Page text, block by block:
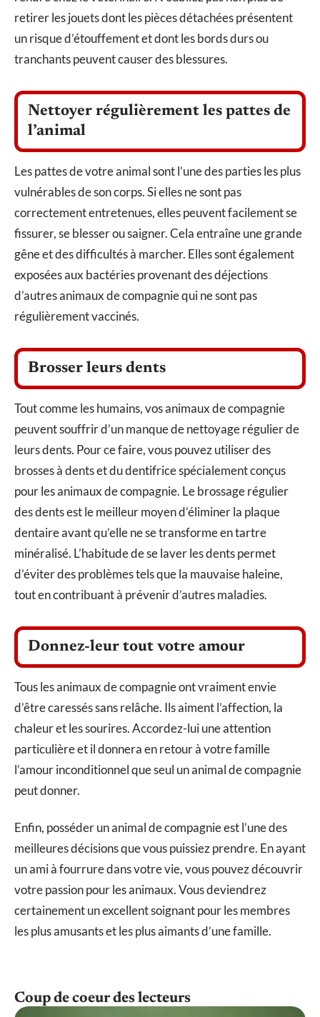
retirer les jouets dont les pièces détachées présentent
un risque d’étouffement et dont les bords durs ou
tranchants peuvent causer des blessures.
Nettoyer régulièrement les pattes de
l’animal
Les pattes de votre animal sont l’une des parties les plus
vulnérables de son corps. Si elles ne sont pas
correctement entretenues, elles peuvent facilement se
fissurer, se blesser ou saigner. Cela entraîne une grande
gêne et des difficultés à marcher. Elles sont également
exposées aux bactéries provenant des déjections
d’autres animaux de compagnie qui ne sont pas
régulièrement vaccinés.
Brosser leurs dents
Tout comme les humains, vos animaux de compagnie
peuvent souffrir d’un manque de nettoyage régulier de
leurs dents. Pour ce faire, vous pouvez utiliser des
brosses à dents et du dentifrice spécialement conçus
pour les animaux de compagnie. Le brossage régulier
des dents est le meilleur moyen d’éliminer la plaque
dentaire avant qu’elle ne se transforme en tartre
minéralisé. L’habitude de se laver les dents permet
d’éviter des problèmes tels que la mauvaise haleine,
tout en contribuant à prévenir d’autres maladies.
Donnez-leur tout votre amour
Tous les animaux de compagnie ont vraiment envie
d’être caressés sans relâche. Ils aiment l’affection, la
chaleur et les sourires. Accordez-lui une attention
particulière et il donnera en retour à votre famille
l’amour inconditionnel que seul un animal de compagnie
peut donner.
Enfin, posséder un animal de compagnie est l’une des
meilleures décisions que vous puissiez prendre. En ayant
un ami à fourrure dans votre vie, vous pouvez découvrir
votre passion pour les animaux. Vous deviendrez
certainement un excellent soignant pour les membres
les plus amusants et les plus aimants d’une famille.
Coup de coeur des lecteurs